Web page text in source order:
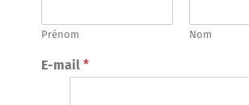
Prénom Nom
E-mail *